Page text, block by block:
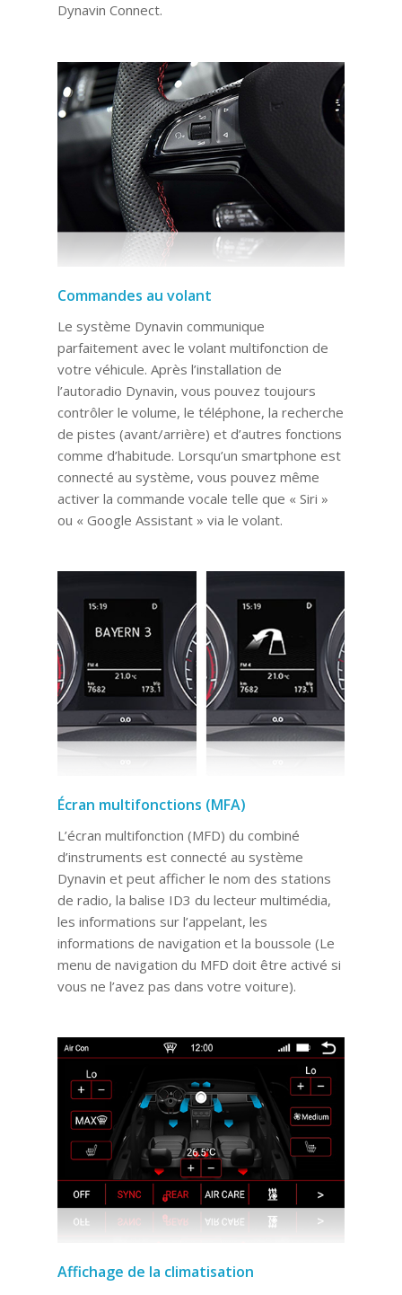
Dynavin Connect.
Commandes au volant
Le système Dynavin communique
parfaitement avec le volant multifonction de
votre véhicule. Après l’installation de
l’autoradio Dynavin, vous pouvez toujours
contrôler le volume, le téléphone, la recherche
de pistes (avant/arrière) et d’autres fonctions
comme d’habitude. Lorsqu’un smartphone est
connecté au système, vous pouvez même
activer la commande vocale telle que « Siri »
ou « Google Assistant » via le volant.
Écran multifonctions (MFA)
L’écran multifonction (MFD) du combiné
d’instruments est connecté au système
Dynavin et peut afficher le nom des stations
de radio, la balise ID3 du lecteur multimédia,
les informations sur l’appelant, les
informations de navigation et la boussole (Le
menu de navigation du MFD doit être activé si
vous ne l’avez pas dans votre voiture).
Affichage de la climatisation